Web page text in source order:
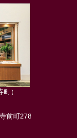
）
前町278